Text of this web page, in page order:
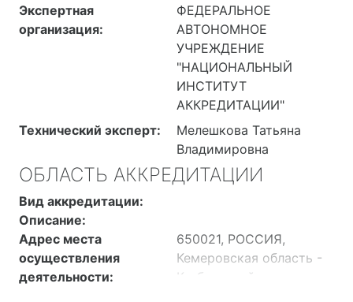
Экспертная
организация:
ФЕДЕРАЛЬНОЕ
АВТОНОМНОЕ
УЧРЕЖДЕНИЕ
"НАЦИОНАЛЬНЫЙ
ИНСТИТУТ
АККРЕДИТАЦИИ"
Технический эксперт:
Мелешкова Татьяна
Владимировна
ОБЛАСТЬ АККРЕДИТАЦИИ
Вид аккредитации:
Описание:
Адрес места
осуществления
деятельности:
650021, РОССИЯ,
Кемеровская область -
Кузбасс, район